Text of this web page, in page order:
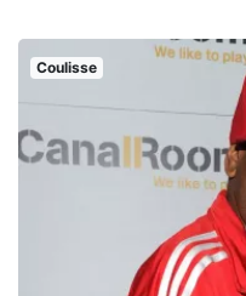
Coulisse